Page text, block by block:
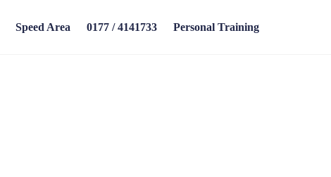
Speed Area 0177 / 4141733 Personal Training